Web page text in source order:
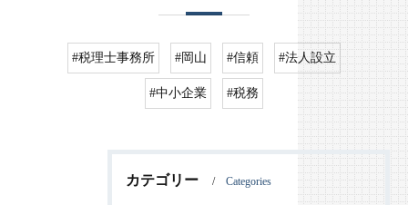
#税理士事務所 #岡山 #信頼 #法人設立
#中小企業 #税務
カテゴリー Categories